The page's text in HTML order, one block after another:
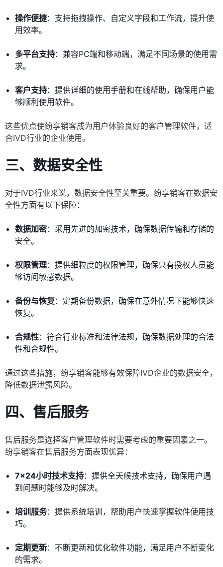
操作便捷：支持拖拽操作、自定义字段和工作流，提升使
用效率。
多平台支持：兼容PC端和移动端，满足不同场景的使用需
求。
客户支持：提供详细的使用手册和在线帮助，确保用户能
够顺利使用软件。
这些优点使纷享销客成为用户体验良好的客户管理软件，适
合IVD行业的企业使用。
三、数据安全性
对于IVD行业来说，数据安全性至关重要。纷享销客在数据安
全性方面有以下保障：
数据加密：采用先进的加密技术，确保数据传输和存储的
安全。
权限管理：提供细粒度的权限管理，确保只有授权人员能
够访问敏感数据。
备份与恢复 ：定期备份数据，确保在意外情况下能够快速
恢复。
合规性：符合行业标准和法律法规，确保数据处理的合法
性和合规性。
通过这些措施，纷享销客能够有效保障IVD企业的数据安全，
降低数据泄露风险。
四、售后服务
售后服务是选择客户管理软件时需要考虑的重要因素之一。
纷享销客在售后服务方面表现优异：
7x24小时技术支持：提供全天候技术支持，确保用户遇
到问题时能够及时解决。
培训服务：提供系统培训，帮助用户快速掌握软件使用技
巧。
定期更新：不断更新和优化软件功能，满足用户不断变化
的需求。